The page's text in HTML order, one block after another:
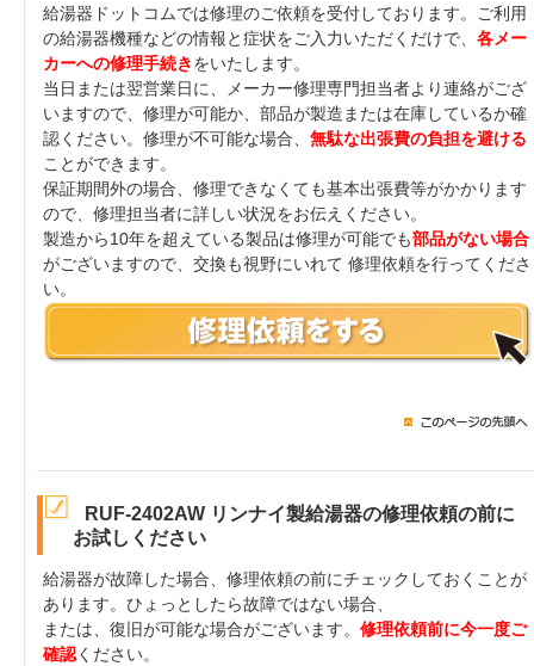
給湯器ドットコムでは修理のご依頼を受付しております。ご利用
の給湯器機種などの情報と症状をご入力いただくだけで、 各メー
カーへの修理手続きをいたします。
当日または翌営業日に、メーカー修理専門担当者より連絡がござ
いますので、修理が可能か、部品が製造または在庫しているか確
認ください。修理が不可能な場合、 無駄な出張費の負担を避ける
ことができます。
保証期間外の場合、修理できなくても基本出張費等がかかります
ので、修理担当者に詳しい状況をお伝えください。
製造から10年を超えている製品は修理が可能でも部品がない場合
がございますので、交換も視野にいれて 修理依頼を行ってくださ
い。
RUF-2402AW リンナイ製給湯器の修理依頼の前に
お試しください
給湯器が故障した場合、修理依頼の前にチェックしておくことが
あります。ひょっとしたら故障ではない場合、
または、復旧が可能な場合がございます。 修理依頼前に今一度ご
確認ください。